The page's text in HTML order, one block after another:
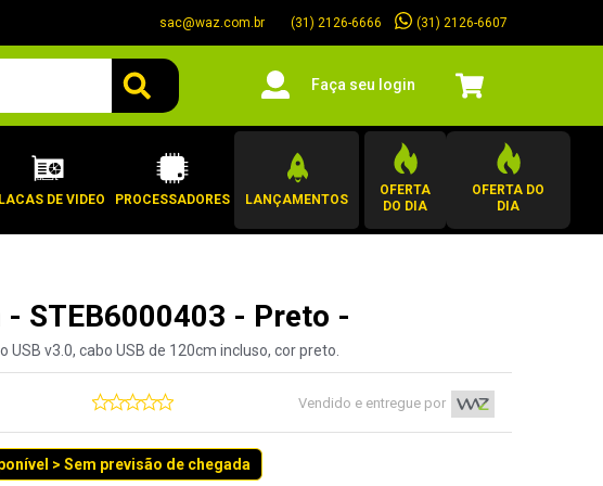
sac@waz.com.br (31) 2126-6666 (31) 2126-6607
Faça seu login
DE VIDEO PROCESSADORES LANÇAMENTOS
OFERTA
DO DIA
OFERTA DO
DIA
- STEB6000403 - Preto -
v3.0, cabo USB de 120cm incluso, cor preto.
Vendido e entregue por
> Sem previsão de chegada